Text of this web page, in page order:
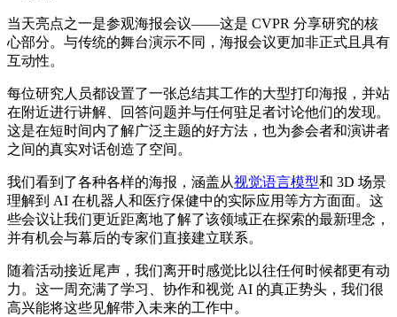
当天亮点之一是参观海报会议——这是 CVPR 分享研究的核
心部分。与传统的舞台演示不同，海报会议更加非正式且具有
互动性。
每位研究人员都设置了一张总结其工作的大型打印海报，并站
在附近进行讲解、回答问题并与任何驻足者讨论他们的发现。
这是在短时间内了解广泛主题的好方法，也为参会者和演讲者
之间的真实对话创造了空间。
我们看到了各种各样的海报，涵盖从视觉语言模型和 3D 场景
理解到 AI 在机器人和医疗保健中的实际应用等方方面面。这
些会议让我们更近距离地了解了该领域正在探索的最新理念，
并有机会与幕后的专家们直接建立联系。
随着活动接近尾声，我们离开时感觉比以往任何时候都更有动
力。这一周充满了学习、协作和视觉 AI 的真正势头，我们很
高兴能将这些见解带入未来的工作中。